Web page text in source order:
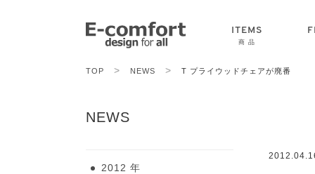
ITEMS
商 品
TOP > NEWS > T プライウッドチェアが廃番
NEWS
2012 年